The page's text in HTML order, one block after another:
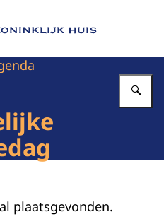
van Het Koninklijk Huis
plaatsgevonden.